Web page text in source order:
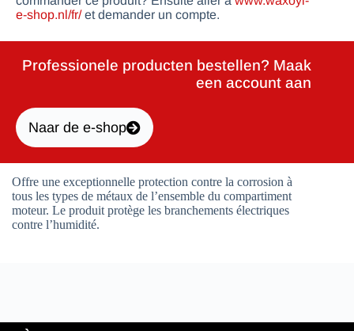
e-shop.nl/fr/et demander un compte.
Professionele producten bestellen? Maak
een account aan
Naar de e-shop
Offre une exceptionnelle protection contre la corrosion à
tous les types de métaux de l’ensemble du compartiment
moteur. Le produit protège les branchements électriques
contre l’humidité.